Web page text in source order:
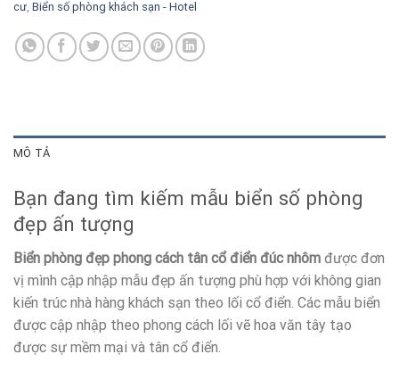
cư, Biển số phòng khách sạn - Hotel
MÔ TẢ
Bạn đang tìm kiếm mẫu biển số phòng
đẹp ấn tượng
Biển phòng đẹp phong cách tân cổ điển đúc nhôm được đơn
vị mình cập nhập mẫu đẹp ấn tượng phù hợp với không gian
kiến trúc nhà hàng khách sạn theo lối cổ điển. Các mẫu biển
được cập nhập theo phong cách lối vẽ hoa văn tây tạo
được sự mềm mại và tân cổ điển.